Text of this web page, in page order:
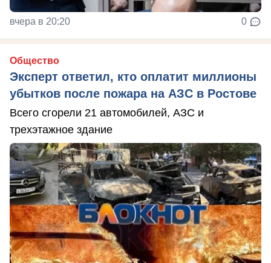
вчера в 20:20 0
Общество
Эксперт ответил, кто оплатит миллионы
убытков после пожара на АЗС в Ростове
Всего сгорели 21 автомобилей, АЗС и
трехэтажное здание